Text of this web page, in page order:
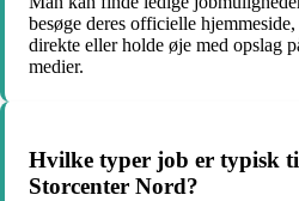
besøge deres officielle
direkte eller holde øje med opslag
medier.
Hvilke typer job er typisk
Storcenter Nord?